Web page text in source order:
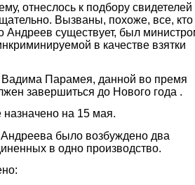
отнеслось к подбору свидетелей
Вызваны, похоже, все, кто
Андреев существует, был
в качестве взятки
Вадима Парамея, данной во премя
завершиться до Нового года .
на 15 мая.
было возбуждено два
в одно производство.